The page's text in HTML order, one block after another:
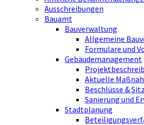
Ausschreibungen
Bauamt
Bauverwaltung
Allgemeine
Formulare und
Gebäudemanagement
Aktuelle
Beschlüsse &
Sanierung und
Stadtplanung